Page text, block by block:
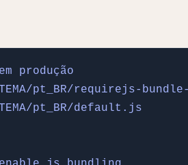
produção
pt_BR/requirejs-
pt_BR/default.js